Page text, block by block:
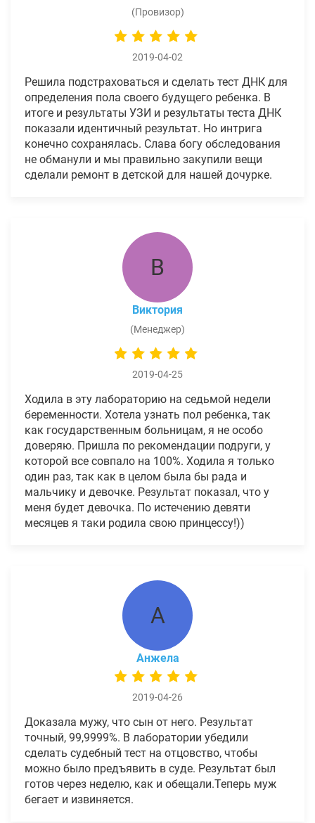
(Провизор)
2019-04-02
Решила подстраховаться и сделать тест ДНК для
определения пола своего будущего ребенка. В
итоге и результаты УЗИ и результаты теста ДНК
показали идентичный результат. Но интрига
конечно сохранялась. Слава богу обследования
не обманули и мы правильно закупили вещи
сделали ремонт в детской для нашей дочурке.
В
Виктория
(Менеджер)
2019-04-25
Ходила в эту лабораторию на седьмой недели
беременности. Хотела узнать пол ребенка, так
как государственным больницам, я не особо
доверяю. Пришла по рекомендации подруги, у
которой все совпало на 100%. Ходила я только
один раз, так как в целом была бы рада и
мальчику и девочке. Результат показал, что у
меня будет девочка. По истечению девяти
месяцев я таки родила свою принцессу!))
А
Анжела
2019-04-26
Доказала мужу, что сын от него. Результат
точный, 99,9999%. В лаборатории убедили
сделать судебный тест на отцовство, чтобы
можно было предъявить в суде. Результат был
готов через неделю, как и обещали.Теперь муж
бегает и извиняется.